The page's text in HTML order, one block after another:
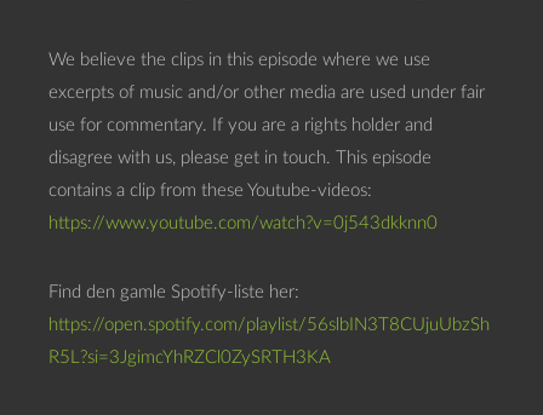
We believe the clips in this episode where we use
excerpts of music and/or other media are used under fair
use for commentary. If you are a rights holder and
disagree with us, please get in touch. This episode
contains a clip from these Youtube-videos:
https://www.youtube.com/watch?v=0j543dkknn0
Find den gamle Spotify-liste her:
https://open.spotify.com/playlist/56slbIN3T8CUjuUbzSh
R5L?si=3JgimcYhRZCl0ZySRTH3KA